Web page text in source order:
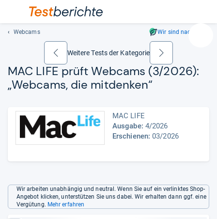
den
Webcams Wir sind nachhaltig
MAC LIFE prüft Web­cams (3/2026):
„Web­cams, die mit­den­ken“
zurück Weitere Tests der Kategorie weiter
MAC LIFE
Ausgabe: 4/2026
Erschienen: 03/2026
Wir arbeiten unabhängig und neutral. Wenn Sie auf ein verlinktes Shop-
Angebot klicken, unterstützen Sie uns dabei. Wir erhalten dann ggf. eine
Vergütung. Mehr erfahren